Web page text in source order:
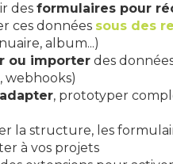
des formulaires pour
ces données sous des
album...)
ou importer des
webhooks)
adapter, prototyper
la structure, les
à vos projets